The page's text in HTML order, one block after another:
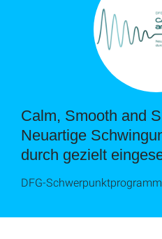
Calm, Smooth and
Neuartige
durch gezielt
DFG-